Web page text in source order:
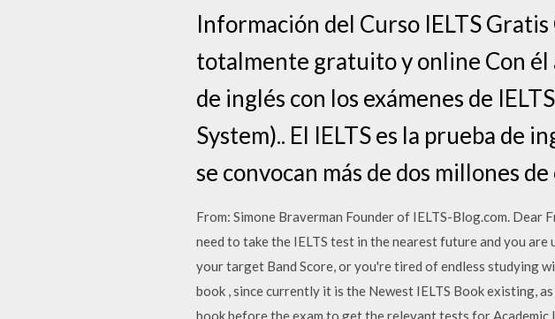
Información del Curso IELTS
totalmente gratuito y online Con
de inglés con los exámenes de
System).. El IELTS es la prueba de
se convocan más de dos millones
From: Simone Braverman Founder of IELTS-Blog.com.
need to take the IELTS test in the nearest future and you are
your target Band Score, or you're tired of endless studying
book , since currently it is the Newest IELTS Book existing,
book before the exam to get the relevant tests for Academic